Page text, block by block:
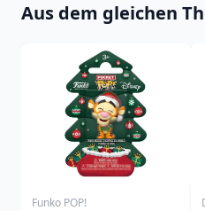
Aus dem gleichen
Funko POP!